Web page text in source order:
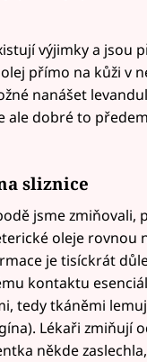
výjimky a jsou
přímo na kůži v
nanášet
ale dobré to
sliznice
jsme zmiňovali,
oleje rovnou
je tisíckrát
kontaktu
tedy tkáněmi
Lékaři zmiňují
někde